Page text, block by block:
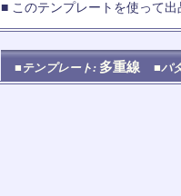
■ このテンプレートを使って
■テンプレート: 多重線 ■パ